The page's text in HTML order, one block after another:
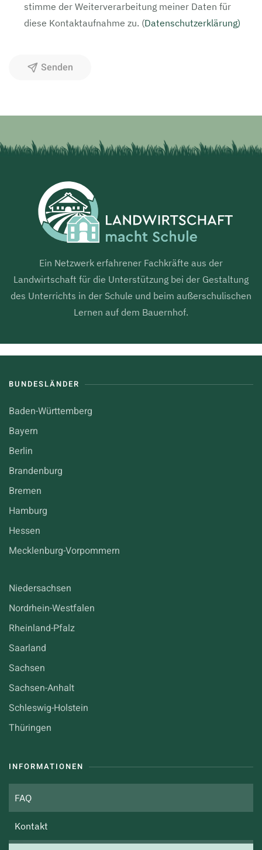
stimme der Weiterverarbeitung meiner Daten für
diese Kontaktaufnahme zu. (Datenschutzerklärung)
Senden
Ein Netzwerk erfahrener Fachkräfte aus der
Landwirtschaft für die Unterstützung bei der Gestaltung
des Unterrichts in der Schule und beim außerschulischen
Lernen auf dem Bauernhof.
BUNDESLÄNDER
Baden-Württemberg
Bayern
Berlin
Brandenburg
Bremen
Hamburg
Hessen
Mecklenburg-Vorpommern
Niedersachsen
Nordrhein-Westfalen
Rheinland-Pfalz
Saarland
Sachsen
Sachsen-Anhalt
Schleswig-Holstein
Thüringen
INFORMATIONEN
FAQ
Kontakt